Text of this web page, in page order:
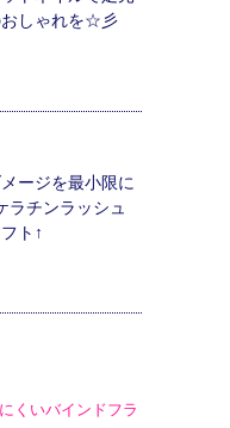
しゃれを☆彡
メージを最小限に
ラチンラッシュ
ト↑
くいバインドフラ